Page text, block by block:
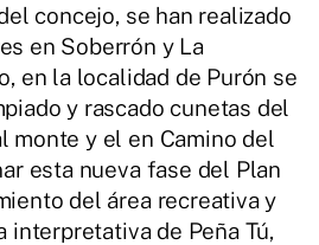
concejo, se han realizado
en Soberrón y La
en la localidad de Purón se
y rascado cunetas del
monte y el en Camino del
esta nueva fase del Plan
del área recreativa y
interpretativa de Peña Tú,